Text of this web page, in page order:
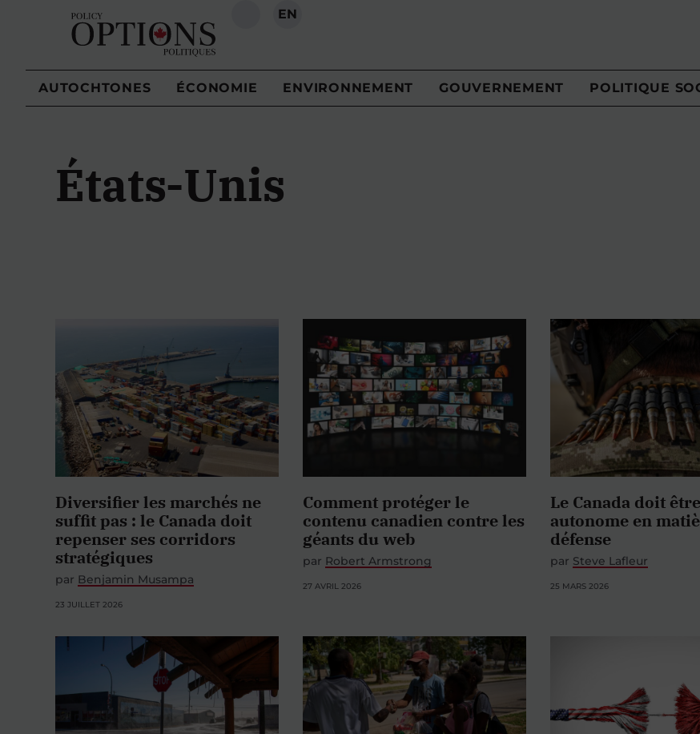
RECHERCHE
EN
AUTOCHTONES ÉCONOMIE ENVIRONNEMENT GOUVERNEMENT POLITIQUE
États-Unis
Diversifier les marchés ne
suffit pas : le Canada doit
repenser ses corridors
stratégiques
par Benjamin Musampa
23 JUILLET 2026
Comment protéger le
contenu canadien contre les
géants du web
par Robert Armstrong
27 AVRIL 2026
Le Canada doit
autonome en
défense
par Steve Lafleur
25 MARS 2026